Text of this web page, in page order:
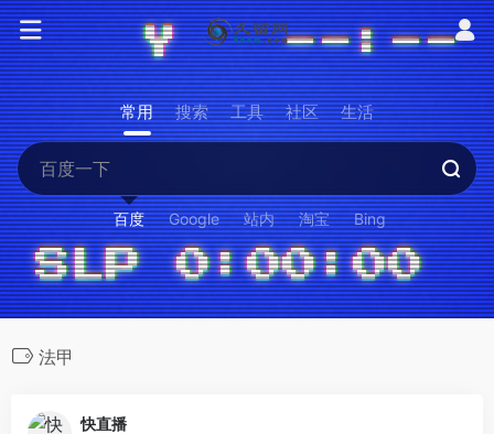
常用 搜索 工具 社区 生活
百度 Google 站内 淘宝 Bing
法甲
快直播